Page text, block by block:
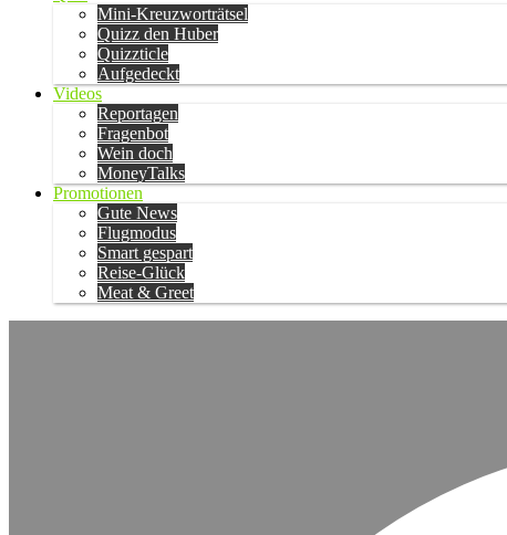
Mini-Kreuzworträtsel
Quizz den Huber
Quizzticle
Aufgedeckt
Videos
Reportagen
Fragenbot
Wein doch
MoneyTalks
Promotionen
Gute News
Flugmodus
Smart gespart
Reise-Glück
Meat & Greet